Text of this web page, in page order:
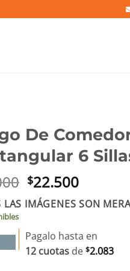
De
6
El
precio
original
$25.000.
$22.500El
precio
actual
$22.500.
LAS IMÁGENES SON
Pagalo hasta en
12 cuotas de $2.083